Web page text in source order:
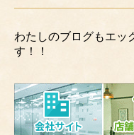
わたしのブログもエッ
す！！